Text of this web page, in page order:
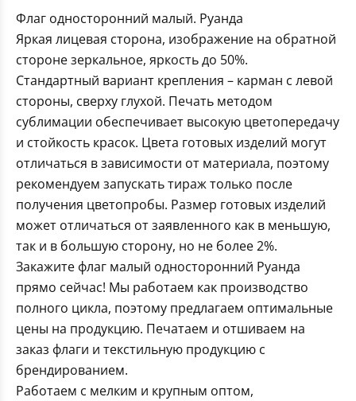
Флаг односторонний малый. Руанда
Яркая лицевая сторона, изображение на обратной
стороне зеркальное, яркость до 50%.
Стандартный вариант крепления – карман с левой
стороны, сверху глухой. Печать методом
сублимации обеспечивает высокую цветопередачу
и стойкость красок. Цвета готовых изделий могут
отличаться в зависимости от материала, поэтому
рекомендуем запускать тираж только после
получения цветопробы. Размер готовых изделий
может отличаться от заявленного как в меньшую,
так и в большую сторону, но не более 2%.
Закажите флаг малый односторонний Руанда
прямо сейчас! Мы работаем как производство
полного цикла, поэтому предлагаем оптимальные
цены на продукцию. Печатаем и отшиваем на
заказ флаги и текстильную продукцию с
брендированием.
Работаем с мелким и крупным оптом,